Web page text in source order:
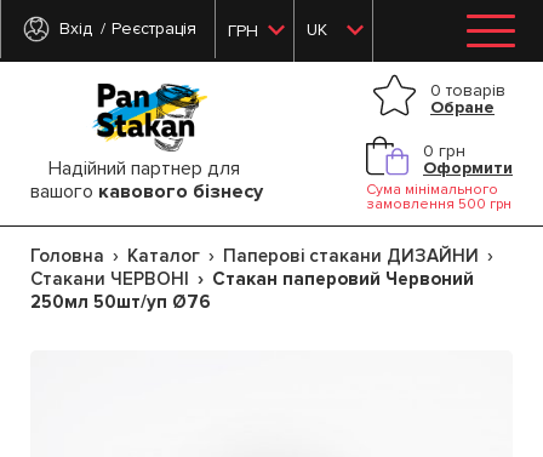
Вхід Реєстрація ГРН UK
Надійний партнер для
вашого кавового бізнесу
0 товарів
Обране
0 грн
Оформити
Сума мінімального
замовлення 500 грн
Головна Каталог
Паперові стакани ДИЗАЙНИ
Стакани ЧЕРВОНІ
Стакан паперовий Червоний
250мл 50шт/уп Ø76